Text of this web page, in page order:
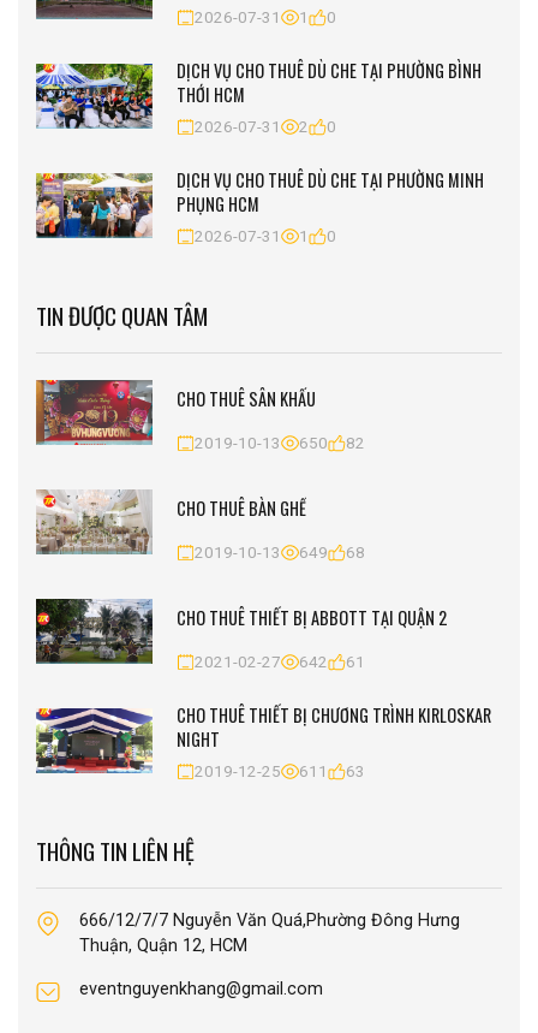
2026-07-31 1 0
DỊCH VỤ CHO THUÊ DÙ CHE TẠI PHƯỜNG BÌNH
THỚI HCM
2026-07-31 2 0
DỊCH VỤ CHO THUÊ DÙ CHE TẠI PHƯỜNG MINH
PHỤNG HCM
2026-07-31 1 0
TIN ĐƯỢC QUAN TÂM
CHO THUÊ SÂN KHẤU
2019-10-13 650 82
CHO THUÊ BÀN GHẾ
2019-10-13 649 68
CHO THUÊ THIẾT BỊ ABBOTT TẠI QUẬN 2
2021-02-27 642 61
CHO THUÊ THIẾT BỊ CHƯƠNG TRÌNH KIRLOSKAR
NIGHT
2019-12-25 611 63
THÔNG TIN LIÊN HỆ
666/12/7/7 Nguyễn Văn Quá,Phường Đông Hưng
Thuận, Quận 12, HCM
eventnguyenkhang@gmail.com